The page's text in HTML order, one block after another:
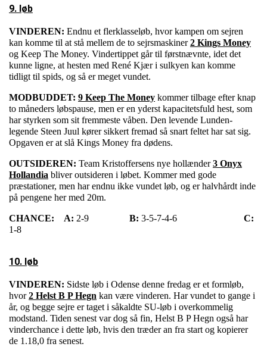
9. løb
VINDEREN: Endnu et flerklasseløb, hvor kampen om sejren
kan komme til at stå mellem de to sejrsmaskiner2 Kings Money
og Keep The Money. Vindertippet går til førstnævnte, idet det
kunne ligne, at hesten med René Kjær i sulkyen kan komme
tidligt til spids, og så er meget vundet.
MODBUDDET: 9 Keep The Money kommer tilbage efter knap
to måneders løbspause, men er en yderst kapacitetsfuld hest, som
har styrken som sit fremmeste våben. Den levende Lunden-
legende Steen Juul kører sikkert fremad så snart feltet har sat sig.
Opgaven er at slå Kings Money fra dødens.
OUTSIDEREN: Team Kristoffersens nye hollænder3 Onyx
Hollandia bliver outsideren i løbet. Kommer med gode
præstationer, men har endnu ikke vundet løb, og er halvhårdt inde
på pengene her med 20m.
CHANCE: A: 2-9 B: 3-5-7-4-6
C:
1-8
10. løb
VINDEREN: Sidste løb i Odense denne fredag er et formløb,
hvor2 Helst B P Hegn kan være vinderen. Har vundet to gange i
år, og begge sejre er taget i såkaldte SU-løb i overkommelig
modstand. Tiden senest var dog så fin, Helst B P Hegn også har
vinderchance i dette løb, hvis den træder an fra start og kopierer
de 1.18,0 fra senest.